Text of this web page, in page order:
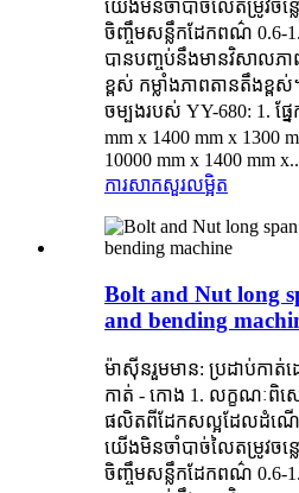
យើងមិនចាំបាច់លៃតម្រូវចន្
ចិញ្ចឹមសន្លឹកដែកពណ៌ 0.6-
បានបញ្ចប់នឹងមានវិសាលភ
ខ្ពស់ កម្លាំងភាពតានតឹងខ្ព
ចម្បងរបស់ YY-680: 1. ផ្ន
mm x 1400 mm x 1300
10000 mm x 1400 mm
ការសាកសួរលម្អិត
Bolt and Nut long
and bending
ម៉ាស៊ីនរួមមាន: ប្រដាប់កា
កាត់ - កោង 1. លក្ខណៈពិស
ផលិតពីដែកសល្អដែលដំណើ
យើងមិនចាំបាច់លៃតម្រូវចន្
ចិញ្ចឹមសន្លឹកដែកពណ៌ 0.6-